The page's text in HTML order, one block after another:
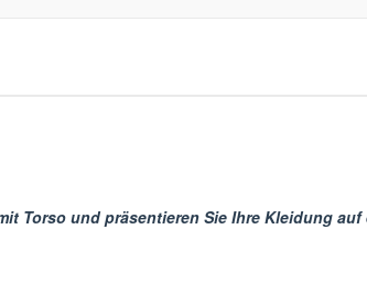
Torso und präsentieren Sie Ihre Kleidung